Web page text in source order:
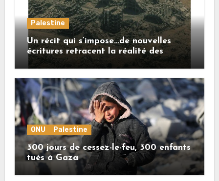
Palestine
Un récit qui s’impose…de nouvelles
écritures retracent la réalité des
crimes sionistes à Gaza
ONU Palestine
300 jours de cessez-le-feu, 300 enfants
tués à Gaza